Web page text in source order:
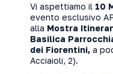
Vi aspettiamo il 10
evento esclusivo
alla Mostra
Basilica
dei Fiorentini, a
Acciaioli, 2).